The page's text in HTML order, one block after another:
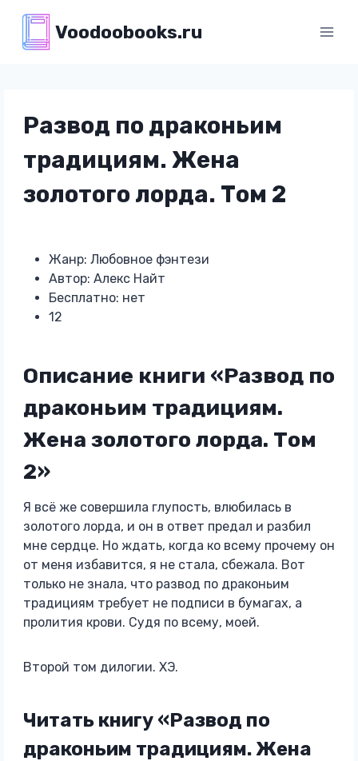
содержимому
Voodoobooks.ru
Развод по драконьим
традициям. Жена
золотого лорда. Том 2
Жанр: Любовное фэнтези
Автор: Алекс Найт
Бесплатно: нет
12
Описание книги «Развод по
драконьим традициям.
Жена золотого лорда. Том
2»
Я всё же совершила глупость, влюбилась в
золотого лорда, и он в ответ предал и разбил
мне сердце. Но ждать, когда ко всему прочему он
от меня избавится, я не стала, сбежала. Вот
только не знала, что развод по драконьим
традициям требует не подписи в бумагах, а
пролития крови. Судя по всему, моей.
Второй том дилогии. ХЭ.
Читать книгу «Развод по
драконьим традициям. Жена